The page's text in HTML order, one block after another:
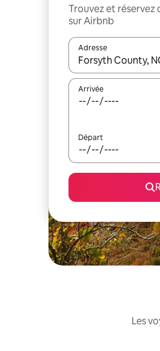
Trouvez et réservez
sur Airbnb
Adresse
Lorsque les
Arrivée
Départ
Les